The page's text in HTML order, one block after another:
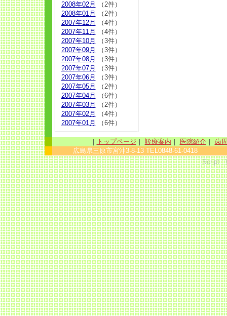
2008年02月
（2件）
2008年01月
（2件）
2007年12月
（4件）
2007年11月
（4件）
2007年10月
（3件）
2007年09月
（3件）
2007年08月
（3件）
2007年07月
（3件）
2007年06月
（3件）
2007年05月
（2件）
2007年04月
（6件）
2007年03月
（2件）
2007年02月
（4件）
2007年01月
（6件）
｜ トップページ ｜ 診療案内 ｜ 医院紹介｜
歯
広島県三原市宮沖3-8-13 TEL0848-61-0418
Script :